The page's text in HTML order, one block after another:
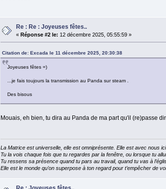
Re : Re : Joyeuses fêtes..
«Réponse #2 le: 12 décembre 2025, 05:55:59 »
Citation de: Excada le 11 décembre 2025, 20:30:38
Joyeuses fêtes =)
...je fais toujours la transmission au Panda sur steam .
Des bisous
Mouais, eh bien, tu dira au Panda de ma part qu'il (re)passe
La Matrice est universelle, elle est omniprésente. Elle est avec nous ici
Tu la vois chaque fois que tu regardes par la fenêtre, ou lorsque tu
Tu ressens sa présence quand tu pars au travail, quand tu vas à
Elle est le monde qu’on superpose à ton regard pour t’empêcher de